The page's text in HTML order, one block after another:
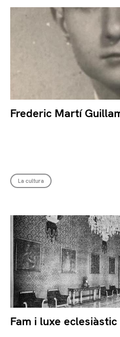
Frederic Martí
La cultura
Fam i luxe eclesiàstic